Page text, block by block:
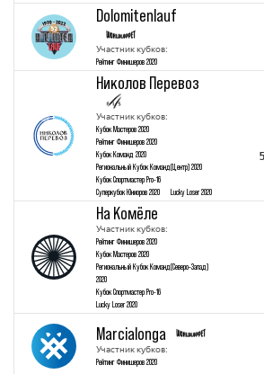
Dolomitenlauf
Участник кубков:
Рейтинг Финишеров 2020
Николов Перевоз
Участник кубков:
Кубок Mастеров 2020
Рейтинг Финишеров 2020
Кубок Команд 2020
Региональный Кубок Команд(Центр) 2020
Кубок Спортмастер Pro-16
Суперкубок Юниоров 2020
Lucky Loser 2020
На Комёле
Участник кубков:
Рейтинг Финишеров 2020
Кубок Mастеров 2020
Региональный Кубок Команд(Северо-Запад)
2020
Кубок Спортмастер Pro-16
Lucky Loser 2020
Marcialonga
Участник кубков:
Рейтинг Финишеров 2020